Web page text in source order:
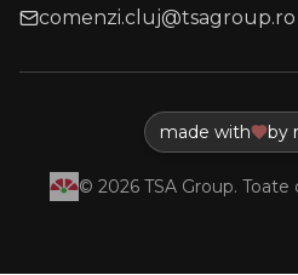
comenzi.cluj@tsagroup.ro
made with by
© 2026TSA Group.